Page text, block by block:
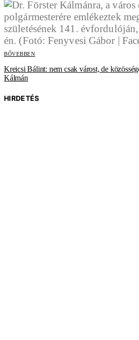
BŐVEBBEN
Kreicsi Bálint: nem csak várost, de
Kálmán
HIRDETÉS